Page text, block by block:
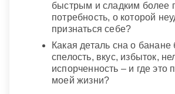
быстрым и сладким более
потребность, о которой
признаться себе?
Какая деталь сна о
спелость, вкус, избыток,
испорченность – и где это
моей жизни?